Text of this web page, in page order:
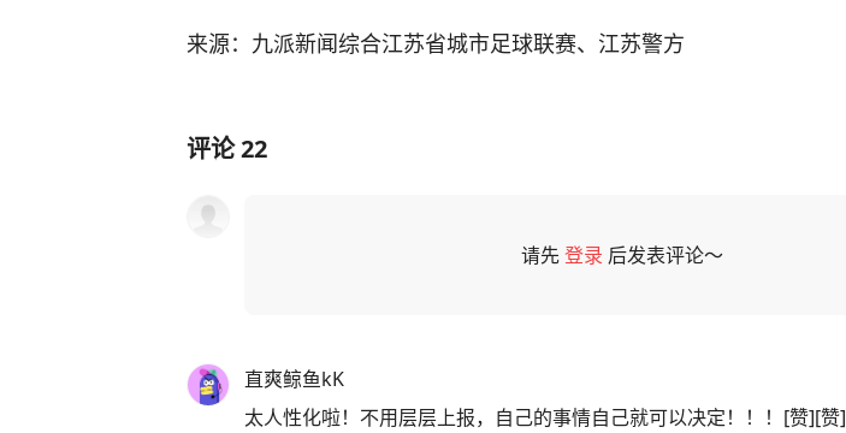
来源：九派新闻综合江苏省城市足球联赛、江苏警方
评论22
请先登录 后发表评论～
直爽鲸鱼kK
太人性化啦！不用层层上报，自己的事情自己就可以决定！！！[赞][赞]